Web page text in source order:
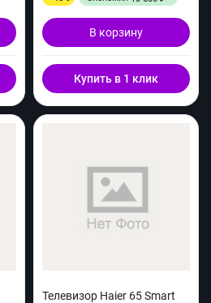
В корзину
Купить в 1 клик
Телевизор Haier 65 Smart